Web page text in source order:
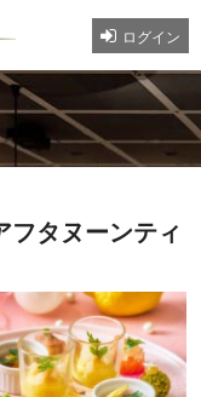
ログイン
フタヌーンティ